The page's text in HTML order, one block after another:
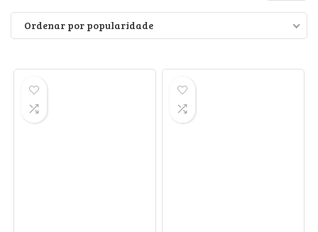
por
popularidade
Ordenar por popularidade